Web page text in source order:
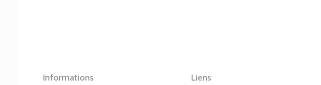
Informations Liens